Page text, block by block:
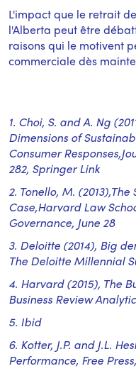
L'impact que le retrait
l'Alberta peut être
raisons qui le motivent
commerciale dès
1. Choi, S. and A. Ng
Dimensions of
Consumer
282, Springer Link
2. Tonello, M.
Case,Harvard Law
Governance, June 28
3. Deloitte (2014), Big
The Deloitte Millennial
4. Harvard (2015), The
Business Review
5. Ibid
6. Kotter, J.P. and J.L.
Performance, Free